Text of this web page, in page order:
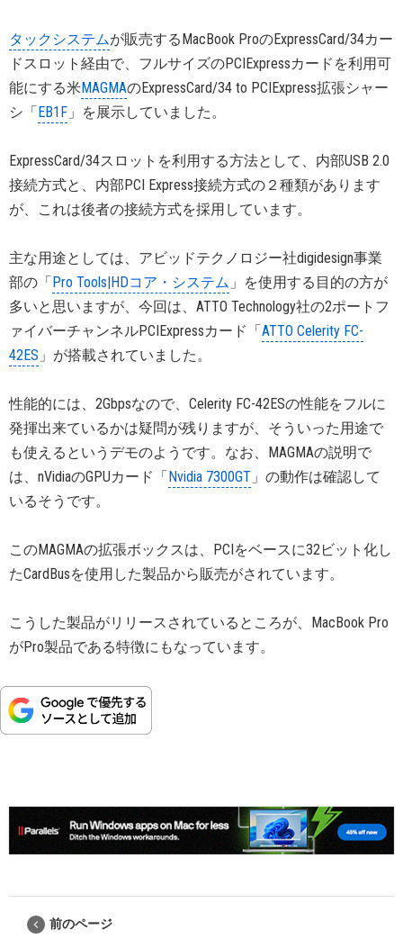
タックシステムが販売するMacBook ProのExpressCard/34カー
ドスロット経由で、フルサイズのPCIExpressカードを利用可
能にする米MAGMAのExpressCard/34 to PCIExpress拡張シャー
シ「EB1F 」を展示していました。
ExpressCard/34スロットを利用する方法として、内部USB 2.0
接続方式と、内部PCI Express接続方式の２種類があります
が、これは後者の接続方式を採用しています。
主な用途としては、アビッドテクノロジー社digidesign事業
部の「Pro Tools|HDコア・システム 」を使用する目的の方が
多いと思いますが、今回は、ATTO Technology社の2ポートフ
ァイバーチャンネルPCIExpressカード「ATTO Celerity FC-
42ES 」が搭載されていました。
性能的には、2Gbpsなので、Celerity FC-42ESの性能をフルに
発揮出来ているかは疑問が残りますが、そういった用途で
も使えるというデモのようです。なお、MAGMAの説明で
は、nVidiaのGPUカード「Nvidia 7300GT 」の動作は確認して
いるそうです。
このMAGMAの拡張ボックスは、PCIをベースに32ビット化し
たCardBusを使用した製品から販売がされています。
こうした製品がリリースされているところが、MacBook Pro
がPro製品である特徴にもなっています。
前のページ